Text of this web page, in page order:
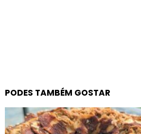
PODES TAMBÉM GOSTAR